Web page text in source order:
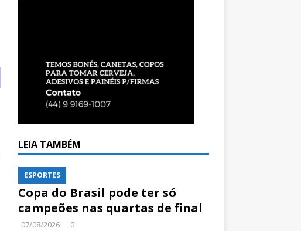
LEIA TAMBÉM
ESPORTES
Copa do Brasil pode ter só
campeões nas quartas de final
07/08/2026 0